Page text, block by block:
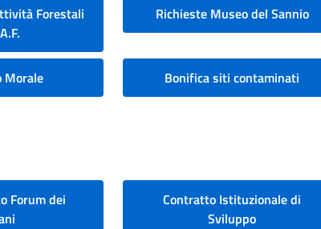
Forestali
Richieste Museo del Sannio
Morale Bonifica siti contaminati
Forum dei
Contratto Istituzionale di
Sviluppo